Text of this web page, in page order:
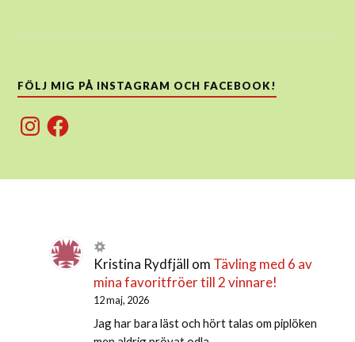
FÖLJ MIG PÅ INSTAGRAM OCH FACEBOOK!
InstagramFacebook
Kristina Rydfjäll om Tävling med 6 av
mina favoritfröer till 2 vinnare!
12 maj, 2026
Jag har bara läst och hört talas om piplöken